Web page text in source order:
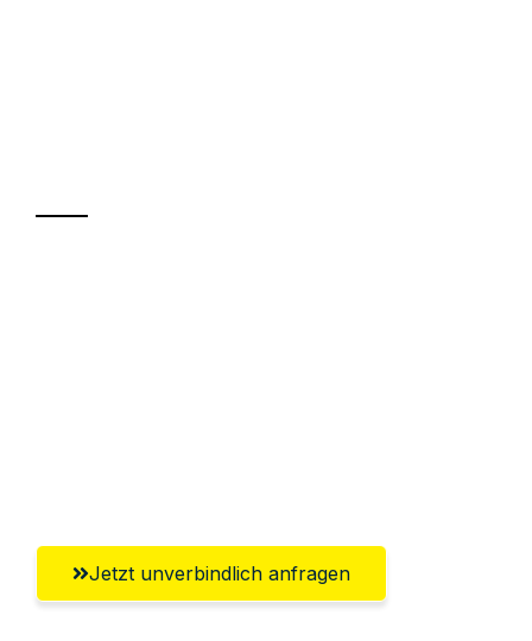
Jetzt unverbindlich anfragen